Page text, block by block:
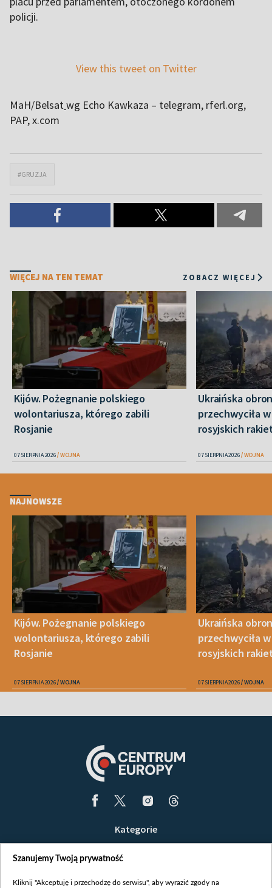
policji.
View this tweet on Twitter
MaH/Belsatwg Echo Kawkaza – telegram, rferl.org,
PAP, x.com
#GRUZJA
WIĘCEJ NA TEN TEMAT ZOBACZ WIĘCEJ
Kijów. Pożegnanie polskiego
wolontariusza, którego zabili
Rosjanie
07 SIERPNIA 2026 WOJNA
Ukraińska
przechwyciła
rosyjskich
07 SIERPNIA 2026 WOJNA
NAJNOWSZE
Kijów. Pożegnanie polskiego
wolontariusza, którego zabili
Rosjanie
07 SIERPNIA 2026 WOJNA
Ukraińska
przechwyciła
rosyjskich
07 SIERPNIA 2026 WOJNA
Kategorie
Opinie
Szanujemy Twoją prywatność
Kliknij "Akceptuję i przechodzę do serwisu", aby wyrazić zgody na